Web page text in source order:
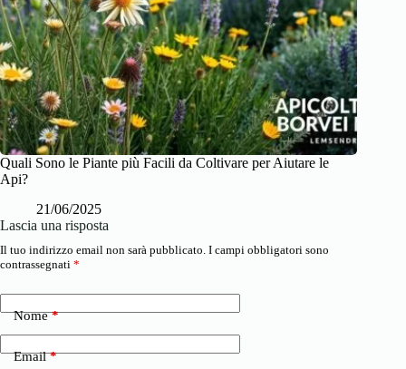
Quali Sono le Piante più Facili da Coltivare per Aiutare le
Api?
21/06/2025
Lascia una risposta
Il tuo indirizzo email non sarà pubblicato. I campi obbligatori sono
contrassegnati *
Nome*
Email*